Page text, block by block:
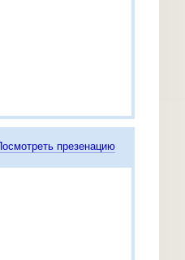
Посмотреть презенацию